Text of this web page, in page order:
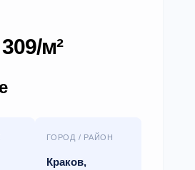
м²
ГОРОД / РАЙОН
Краков,